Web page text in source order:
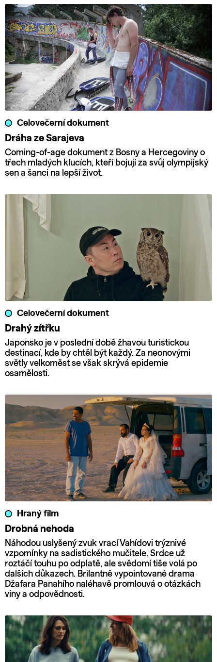
Celovečerní dokument
Dráha ze Sarajeva
Coming-of-age dokument z Bosny a Hercegoviny o
třech mladých klucích, kteří bojují za svůj olympijský
sen a šanci na lepší život.
Celovečerní dokument
Drahý zítřku
Japonsko je v poslední době žhavou turistickou
destinací, kde by chtěl být každý. Za neonovými
světly velkoměst se však skrývá epidemie
osamělosti.
Hraný film
Drobná nehoda
Náhodou uslyšený zvuk vrací Vahídovi trýznivé
vzpomínky na sadistického mučitele. Srdce už
roztáčí touhu po odplatě, ale svědomí tiše volá po
dalších důkazech. Brilantně vypointované drama
Džafara Panahího naléhavě promlouvá o otázkách
viny a odpovědnosti.